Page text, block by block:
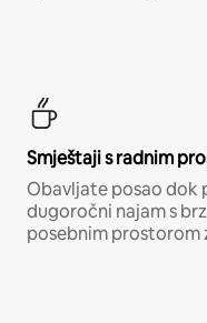
Smještaji s radnim
Obavljate posao dok
dugoročni najam s
posebnim prostorom